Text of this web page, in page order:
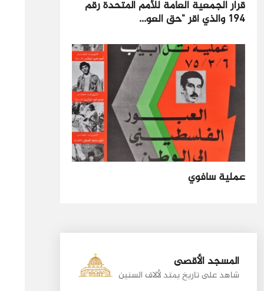
قرار الجمعية العامة للأمم المتحدة رقم
194 والذي أقر "حق العو...
عملية سافوي
المسجد الأقصى
شاهد على تاريخ يمتد لألاف السنين